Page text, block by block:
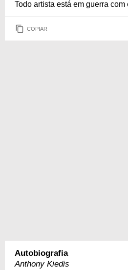
Todo artista está em guerra com
COPIAR
Autobiografia
Anthony Kiedis